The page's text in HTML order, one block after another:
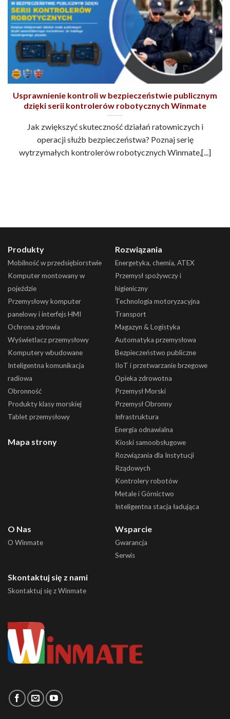
Usprawnienie kontroli w bezpieczeństwie publicznym
dzięki serii kontrolerów robotycznych Winmate
Jak zwiększyć skuteczność działań ratowniczych i
operacji służb bezpieczeństwa? Poznaj serię
wytrzymałych kontrolerów robotycznych Winmate,[...]
Produkty
Mobilność w przedsiębiorstwie
Komputer montowany w
pojeździe
Przemysłowy komputer
panelowy i interfejs HMI
Ochrona zdrowia
Wyświetlacz przemysłowy
Komputery wbudowane
Inteligentna komunikacja
radiowa
Obronność
Produkty klasy morskiej
Tablet przemysłowy
Mapa strony
Rozwiązania
Energetyka, chemia, ATEX
Przemysł spożywczy i
higieniczny
Technologia motoryzacyjna
Transport
Magazyn & Logistyka
Automatyka przemysłowa
Bezpieczeństwo publiczne
IIoT i przetwarzanie brzegowe
Opieka zdrowotna
Przemysł Morski
Przemysł Obronny
Infrastruktura
Energia odnawialna
Kioski samoobsługowe
Rozwiązania dla Instytucji
Rządowych
Kontrolery robotów
Metale i Górnictwo
Inteligentna stacja ładująca
O Nas
O Winmate
Wsparcie
Gwarancja
Serwis
Skontaktuj się z nami
Skontaktuj się z Winmate